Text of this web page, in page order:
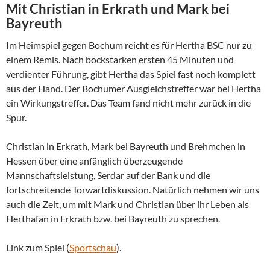
Mit Christian in Erkrath und Mark bei
Bayreuth
Im Heimspiel gegen Bochum reicht es für Hertha BSC nur zu
einem Remis. Nach bockstarken ersten 45 Minuten und
verdienter Führung, gibt Hertha das Spiel fast noch komplett
aus der Hand. Der Bochumer Ausgleichstreffer war bei Hertha
ein Wirkungstreffer. Das Team fand nicht mehr zurück in die
Spur.
Christian in Erkrath, Mark bei Bayreuth und Brehmchen in
Hessen über eine anfänglich überzeugende
Mannschaftsleistung, Serdar auf der Bank und die
fortschreitende Torwartdiskussion. Natürlich nehmen wir uns
auch die Zeit, um mit Mark und Christian über ihr Leben als
Herthafan in Erkrath bzw. bei Bayreuth zu sprechen.
Link zum Spiel (Sportschau).